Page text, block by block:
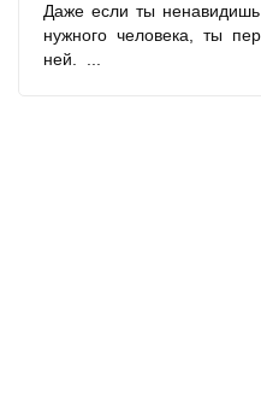
Даже если ты
нужного человека, ты
ней. ...